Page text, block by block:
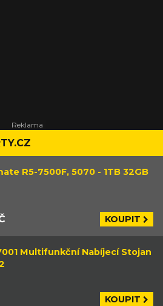
R5-7500F, 5070 - 1TB 32GB
KOUPIT
Multifunkční Nabíjecí Stojan
KOUPIT